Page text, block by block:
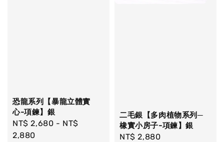
恐龍系列【暴龍立體實
心-項鍊】銀
Regular
price
NT$ 2,680 - NT$
2,880
二毛銀【多肉植物系列─
橡實小房子-項鍊】銀
Regular
NT$ 2,880